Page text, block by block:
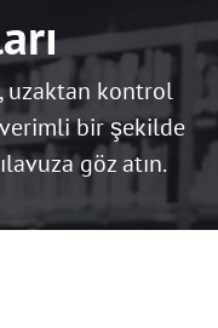
uzaktan kontrol
bir şekilde
göz atın.